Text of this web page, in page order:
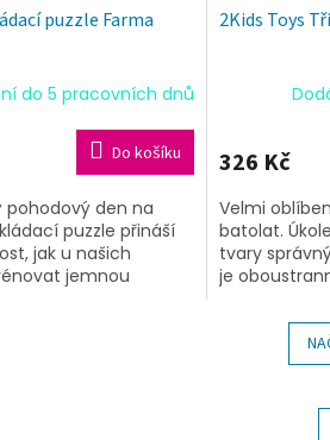
puzzle Farma
do 5 pracovních dnů
Do košíku
pohodový den na
puzzle přináší
jak u našich
jemnou
2Kids Toys
326 Kč
Velmi
batolat.
tvary
je